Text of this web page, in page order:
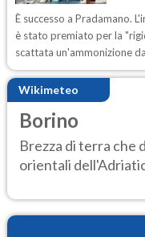
È successo a Pradamano.
è stato premiato per la
scattata un'ammonizione
Wikimeteo
Borino
Brezza di terra che
orientali